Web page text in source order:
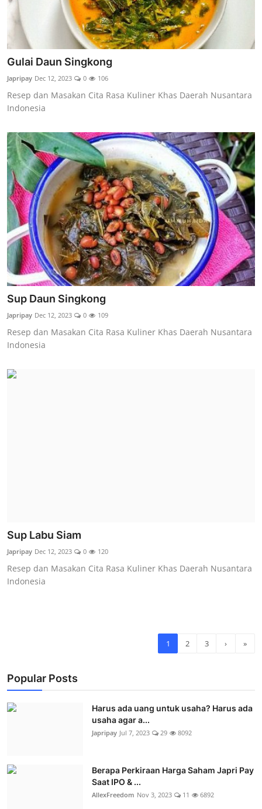
Gulai Daun Singkong
Japripay Dec 12, 2023 0 106
Resep dan Masakan Cita Rasa Kuliner Khas Daerah Nusantara
Indonesia
Sup Daun Singkong
Japripay Dec 12, 2023 0 109
Resep dan Masakan Cita Rasa Kuliner Khas Daerah Nusantara
Indonesia
Sup Labu Siam
Japripay Dec 12, 2023 0 120
Resep dan Masakan Cita Rasa Kuliner Khas Daerah Nusantara
Indonesia
1 2 3 › »
Popular Posts
Harus ada uang untuk usaha? Harus ada
usaha agar a...
Japripay Jul 7, 2023 29 8092
Berapa Perkiraan Harga Saham Japri Pay
Saat IPO & ...
AllexFreedom Nov 3, 2023 11 6892